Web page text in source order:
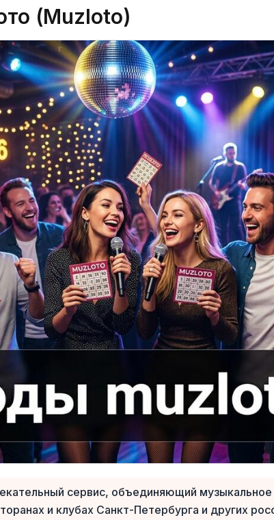
(Muzloto)
сервис, объединяющий
и клубах Санкт-Петербурга и других